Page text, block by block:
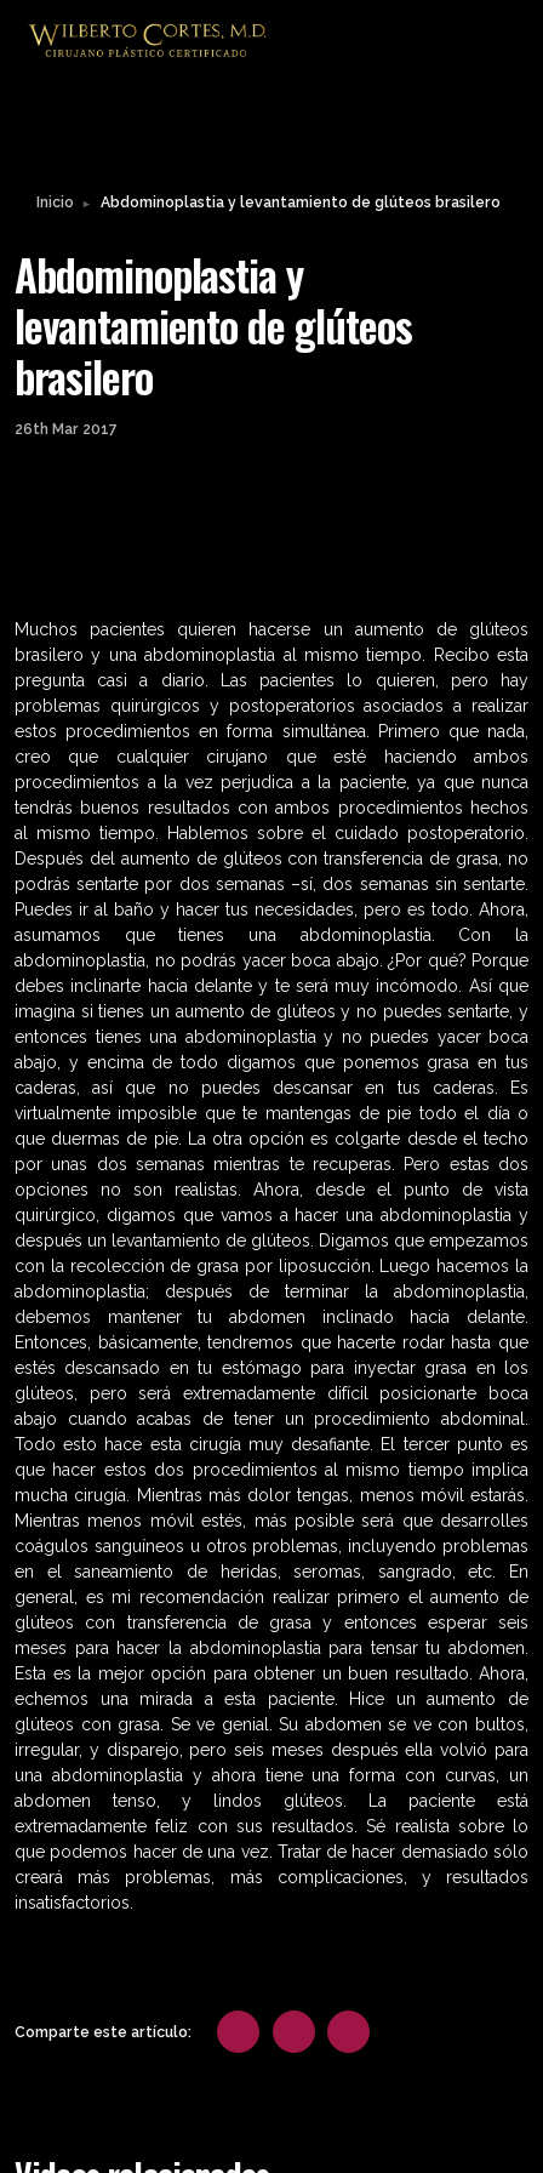
Inicio ► Abdominoplastia y levantamiento de glúteos brasilero
Abdominoplastia y
levantamiento de glúteos
brasilero
26th Mar 2017
Muchos pacientes quieren hacerse un aumento de glúteos
brasilero y una abdominoplastia al mismo tiempo. Recibo esta
pregunta casi a diario. Las pacientes lo quieren, pero hay
problemas quirúrgicos y postoperatorios asociados a realizar
estos procedimientos en forma simultánea. Primero que nada,
creo que cualquier cirujano que esté haciendo ambos
procedimientos a la vez perjudica a la paciente, ya que nunca
tendrás buenos resultados con ambos procedimientos hechos
al mismo tiempo. Hablemos sobre el cuidado postoperatorio.
Después del aumento de glúteos con transferencia de grasa, no
podrás sentarte por dos semanas –sí, dos semanas sin sentarte.
Puedes ir al baño y hacer tus necesidades, pero es todo. Ahora,
asumamos que tienes una abdominoplastia. Con la
abdominoplastia, no podrás yacer boca abajo. ¿Por qué? Porque
debes inclinarte hacia delante y te será muy incómodo. Así que
imagina si tienes un aumento de glúteos y no puedes sentarte, y
entonces tienes una abdominoplastia y no puedes yacer boca
abajo, y encima de todo digamos que ponemos grasa en tus
caderas, así que no puedes descansar en tus caderas. Es
virtualmente imposible que te mantengas de pie todo el día o
que duermas de pie. La otra opción es colgarte desde el techo
por unas dos semanas mientras te recuperas. Pero estas dos
opciones no son realistas. Ahora, desde el punto de vista
quirúrgico, digamos que vamos a hacer una abdominoplastia y
después un levantamiento de glúteos. Digamos que empezamos
con la recolección de grasa por liposucción. Luego hacemos la
abdominoplastia; después de terminar la abdominoplastia,
debemos mantener tu abdomen inclinado hacia delante.
Entonces, básicamente, tendremos que hacerte rodar hasta que
estés descansado en tu estómago para inyectar grasa en los
glúteos, pero será extremadamente difícil posicionarte boca
abajo cuando acabas de tener un procedimiento abdominal.
Todo esto hace esta cirugía muy desafiante. El tercer punto es
que hacer estos dos procedimientos al mismo tiempo implica
mucha cirugía. Mientras más dolor tengas, menos móvil estarás.
Mientras menos móvil estés, más posible será que desarrolles
coágulos sanguíneos u otros problemas, incluyendo problemas
en el saneamiento de heridas, seromas, sangrado, etc. En
general, es mi recomendación realizar primero el aumento de
glúteos con transferencia de grasa y entonces esperar seis
meses para hacer la abdominoplastia para tensar tu abdomen.
Esta es la mejor opción para obtener un buen resultado. Ahora,
echemos una mirada a esta paciente. Hice un aumento de
glúteos con grasa. Se ve genial. Su abdomen se ve con bultos,
irregular, y disparejo, pero seis meses después ella volvió para
una abdominoplastia y ahora tiene una forma con curvas, un
abdomen tenso, y lindos glúteos. La paciente está
extremadamente feliz con sus resultados. Sé realista sobre lo
que podemos hacer de una vez. Tratar de hacer demasiado sólo
creará más problemas, más complicaciones, y resultados
insatisfactorios.
Comparte este artículo: